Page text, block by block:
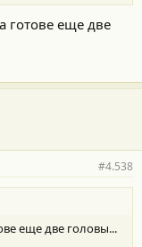
готове еще две
#4.538
еще две головы...